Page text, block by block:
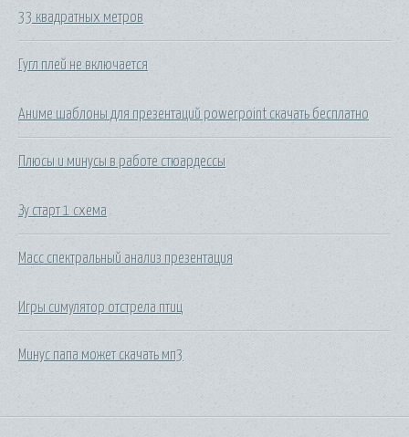
33 квадратных метров
Гугл плей не включается
Аниме шаблоны для презентаций powerpoint скачать бесплатно
Плюсы и минусы в работе стюардессы
Зу старт 1 схема
Масс спектральный анализ презентация
Игры симулятор отстрела птиц
Минус папа может скачать мп3